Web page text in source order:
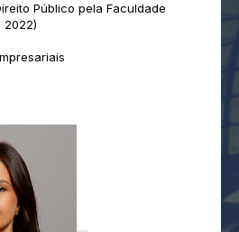
Público pela Faculdade
2022)